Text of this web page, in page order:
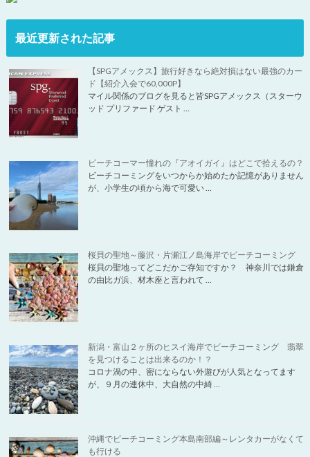
最近更新された記事
【SPGアメックス】旅行好きなら絶対損はない最強のカー
ド【紹介入会で60,000P】
マイル関係のブログを見ると皆SPGアメックス（スターウ
ッド プリファード ゲスト …
ビーチコーマー憧れの『アオイガイ』はどこで拾えるの？
ビーチコーミングをいつからか始めたか記憶がありません
が、小学生の頃から海で可愛い …
桜貝の聖地～藤沢・片瀬江ノ島海岸でビーチコーミング
桜貝の聖地ってどこだかご存知ですか？ 神奈川では鎌倉
の由比ガ浜、材木座と言われて …
新潟・富山２ヶ所のヒスイ海岸でビーチコーミング 翡翠
を見つけることは出来るのか！？
コロナ渦の中、密にならない外遊びが人気となってます
が、９月の連休中、大自然の中綺 …
沖縄でビーチコーミング本島南部編～レンタカーがなくて
も行ける